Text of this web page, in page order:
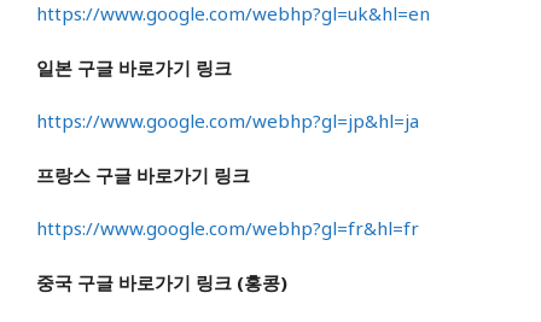
https://www.google.com/webhp?gl=uk&hl=en
일본 구글 바로가기 링크
https://www.google.com/webhp?gl=jp&hl=ja
프랑스 구글 바로가기 링크
https://www.google.com/webhp?gl=fr&hl=fr
중국 구글 바로가기 링크 (홍콩)